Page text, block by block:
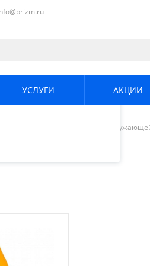
и
Продолжая
использования.
.
УСЛУГИ АКЦИИ
Измерители параметров